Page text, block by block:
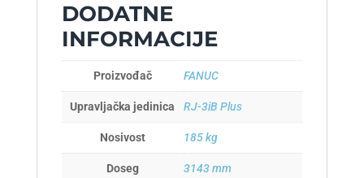
DODATNE
INFORMACIJE
Proizvođač FANUC
Upravljačka jedinica RJ-3iB Plus
Nosivost 185 kg
Doseg 3143 mm